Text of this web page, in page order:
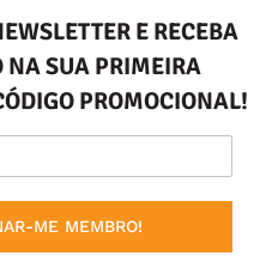
E RECEBA
NA SUA PRIMEIRA
PROMOCIONAL!
ME MEMBRO!